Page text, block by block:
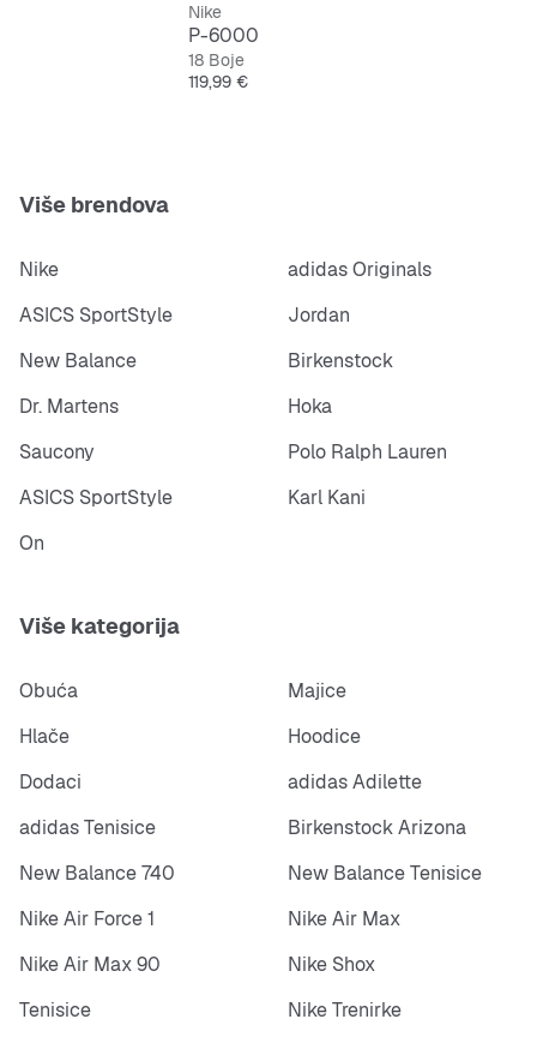
Nike
P-6000
18 Boje
Cijena
119,99 €
Više brendova
Nike
adidas Originals
ASICS SportStyle
Jordan
New Balance
Birkenstock
Dr. Martens
Hoka
Saucony
Polo Ralph Lauren
ASICS SportStyle
Karl Kani
On
Više kategorija
Obuća
Majice
Hlače
Hoodice
Dodaci
adidas Adilette
adidas Tenisice
Birkenstock Arizona
New Balance 740
New Balance Tenisice
Nike Air Force 1
Nike Air Max
Nike Air Max 90
Nike Shox
Tenisice
Nike Trenirke